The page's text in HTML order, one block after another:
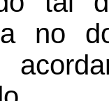
no